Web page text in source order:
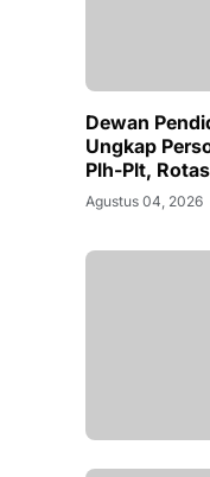
Dewan
Ungkap
Plh-Plt,
Agustus 04, 2026